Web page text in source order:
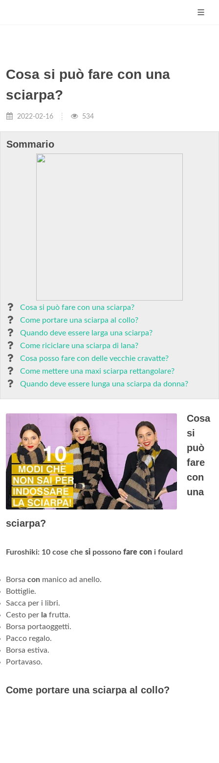
Cosa si può fare con una
sciarpa?
2022-02-16 534
Sommario
Cosa si può fare con una sciarpa?
Come portare una sciarpa al collo?
Quando deve essere larga una sciarpa?
Come riciclare una sciarpa di lana?
Cosa posso fare con delle vecchie cravatte?
Come mettere una maxi sciarpa rettangolare?
Quando deve essere lunga una sciarpa da donna?
Cosa
si
può
fare
con
una
sciarpa?
Furoshiki: 10 cose che si possono fare con i foulard
Borsa con manico ad anello.
Bottiglie.
Sacca per i libri.
Cesto per la frutta.
Borsa portaoggetti.
Pacco regalo.
Borsa estiva.
Portavaso.
Come portare una sciarpa al collo?